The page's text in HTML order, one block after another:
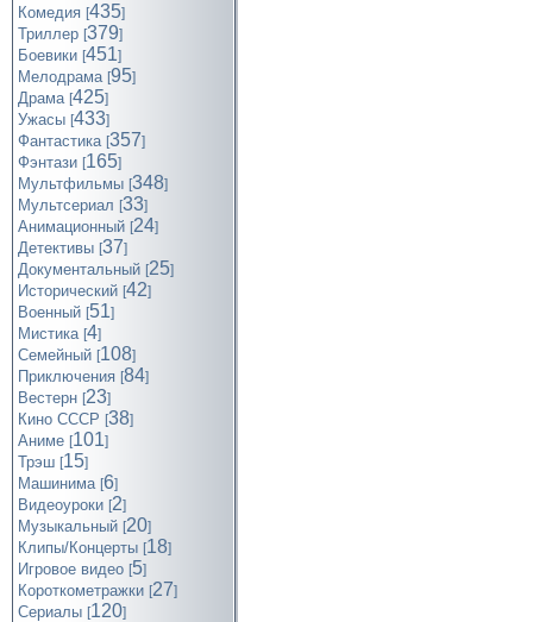
Комедия [435]
Триллер [379]
Боевики [451]
Мелодрама [95]
Драма [425]
Ужасы [433]
Фантастика [357]
Фэнтази [165]
Мультфильмы [348]
Мультсериал [33]
Анимационный [24]
Детективы [37]
Документальный [25]
Исторический [42]
Военный [51]
Мистика [4]
Семейный [108]
Приключения [84]
Вестерн [23]
Кино СССР [38]
Аниме [101]
Трэш [15]
Машинима [6]
Видеоуроки [2]
Музыкальный [20]
Клипы/Концерты [18]
Игровое видео [5]
Короткометражки [27]
Cериалы [120]